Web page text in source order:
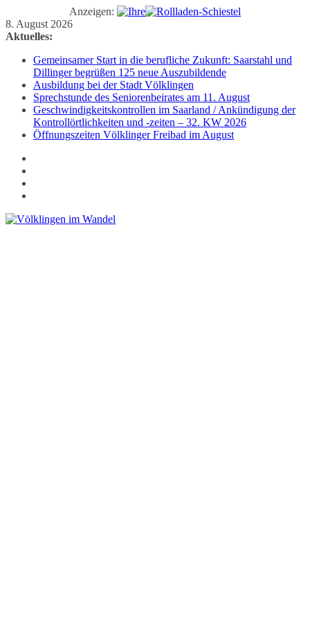
Anzeigen:
Zum
Inhalt
8. August 2026
Aktuelles:
Gemeinsamer Start in die berufliche Zukunft: Saarstahl und
Dillinger begrüßen 125 neue Auszubildende
Ausbildung bei der Stadt Völklingen
Sprechstunde des Seniorenbeirates am 11. August
Geschwindigkeitskontrollen im Saarland / Ankündigung der
Kontrollörtlichkeiten und -zeiten – 32. KW 2026
Öffnungszeiten Völklinger Freibad im August